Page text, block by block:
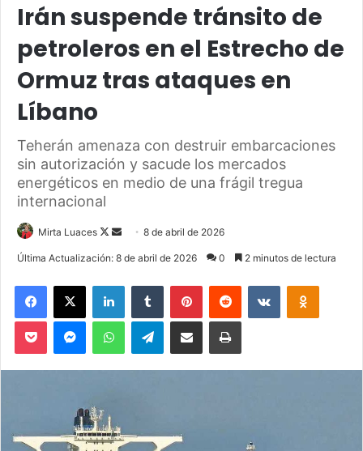
Irán suspende tránsito de
petroleros en el Estrecho de
Ormuz tras ataques en
Líbano
Teherán amenaza con destruir embarcaciones
sin autorización y sacude los mercados
energéticos en medio de una frágil tregua
internacional
Mirta Luaces
F
l
o
n
d
m
8 de abril de 2026
Última Actualización: 8 de abril de 2026 0 2 minutos de lectura
Telegram